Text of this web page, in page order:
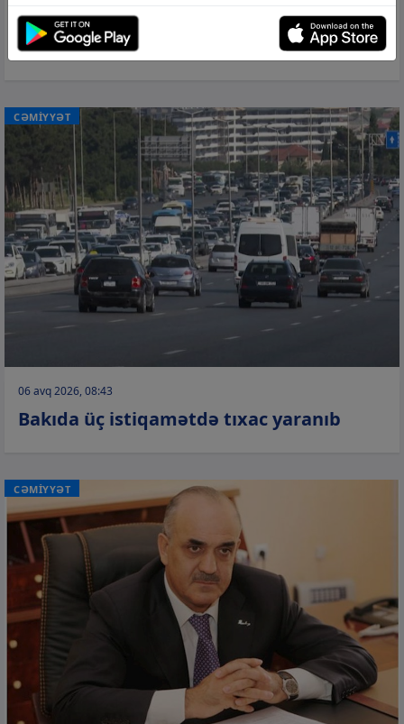
Kolleclərin qabiliyyət imtahanlarında
abituriyentlərin sayı 39 faiz artıb
CƏMİYYƏT
06 avq 2026, 08:43
Bakıda üç istiqamətdə tıxac yaranıb
CƏMİYYƏT